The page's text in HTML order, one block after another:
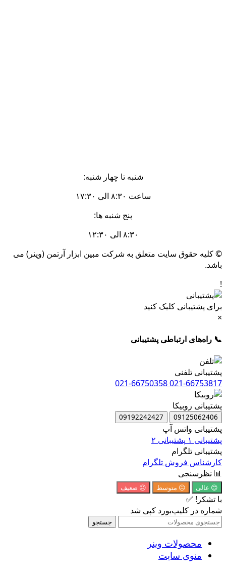
شنبه تا چهار شنبه:
ساعت ۸:۳۰ الی ۱۷:۳۰
پنج شنبه ها:
۸:۳۰ الی ۱۲:۳۰
© کلیه حقوق سایت متعلق به شرکت مبین ابزار آرتمن (وینر) می
باشد.
!
برای پشتیبانی کلیک کنید
×
📞 راه‌های ارتباطی پشتیبانی
پشتیبانی تلفنی
021-66753817
021-66750358
پشتیبانی روبیکا
09125062406
09192242427
پشتیبانی واتس آپ
پشتیبانی ۱
پشتیبانی ۲
پشتیبانی تلگرام
کارشناس فروش تلگرام
📊 نظرسنجی
😊 عالی 😐 متوسط ☹️ ضعیف
با تشکر! ✅
شماره در کلیپ‌بورد کپی شد
جستجو
محصولات وینر
منوی سایت